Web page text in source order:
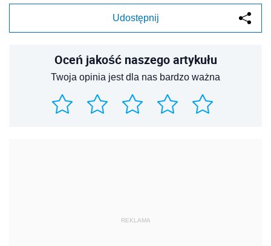
Udostępnij
Oceń jakość naszego artykułu
Twoja opinia jest dla nas bardzo ważna
REKLAMA